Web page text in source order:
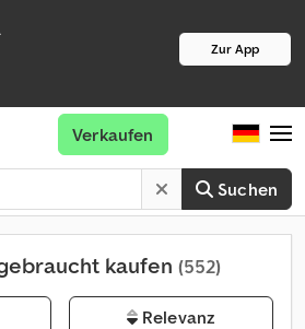
Zur App
Suchen
Verkaufen
kaufen (552)
Relevanz